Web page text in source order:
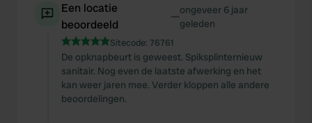
Een locatie
beoordeeld
—ongeveer 6 jaar
geleden
Sitecode: 76761
De opknapbeurt is geweest. Spiksplinternieuw
sanitair. Nog even de laatste afwerking en het
kan weer jaren mee. Verder kloppen alle andere
beoordelingen.